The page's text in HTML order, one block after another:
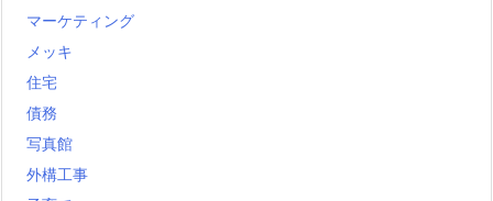
マーケティング
メッキ
住宅
債務
写真館
外構工事